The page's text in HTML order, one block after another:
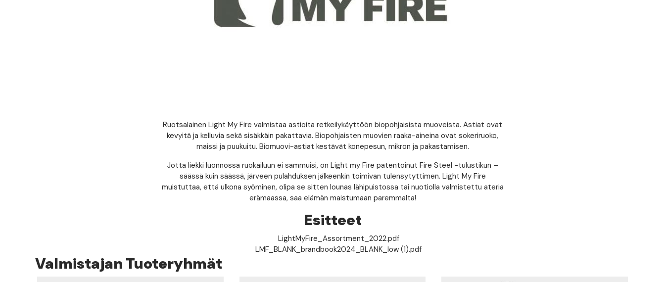
Ruotsalainen Light My Fire valmistaa astioita retkeilykäyttöön biopohjaisista muoveista. Astiat ovat
kevyitä ja kelluvia sekä sisäkkäin pakattavia. Biopohjaisten muovien raaka-aineina ovat sokeriruoko,
maissi ja puukuitu. Biomuovi-astiat kestävät konepesun, mikron ja pakastamisen.
Jotta liekki luonnossa ruokailuun ei sammuisi, on Light my Fire patentoinut Fire Steel -tulustikun –
säässä kuin säässä, järveen pulahduksen jälkeenkin toimivan tulensytyttimen. Light My Fire
muistuttaa, että ulkona syöminen, olipa se sitten lounas lähipuistossa tai nuotiolla valmistettu ateria
erämaassa, saa elämän maistumaan paremmalta!
Esitteet
LightMyFire_Assortment_2022.pdf
LMF_BLANK_brandbook2024_BLANK_low (1).pdf
Valmistajan Tuoteryhmät